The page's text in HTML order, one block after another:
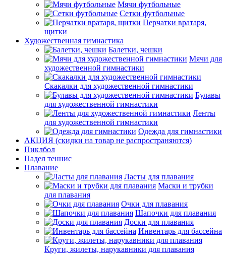
Мячи футбольные
Сетки футбольные
Перчатки вратаря,
щитки
Художественная гимнастика
Балетки, чешки
Мячи для
художественной гимнастики
Скакалки для художественной гимнастики
Булавы
для художественной гимнастики
Ленты
для художественной гимнастики
Одежда для гимнастики
АКЦИЯ (скидки на товар не распространяются)
Пиклбол
Падел теннис
Плавание
Ласты для плавания
Маски и трубки
для плавания
Очки для плавания
Шапочки для плавания
Доски для плавания
Инвентарь для бассейна
Круги, жилеты, нарукавники для плавания